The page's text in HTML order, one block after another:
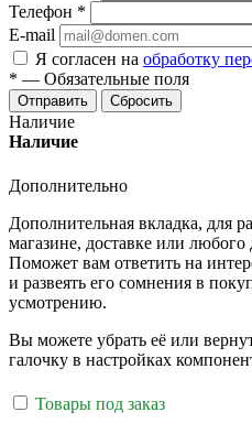
Телефон *
E-mail
Я согласен на обработку
* — Обязательные поля
Отправить Сбросить
Наличие
Наличие
Дополнительно
Дополнительная вкладка, для
магазине, доставке или любого
Поможет вам ответить на
и развеять его сомнения в
усмотрению.
Вы можете убрать её или
галочку в настройках
Товары под заказ